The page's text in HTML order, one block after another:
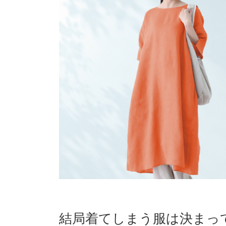
結局着てしまう服は決まっ